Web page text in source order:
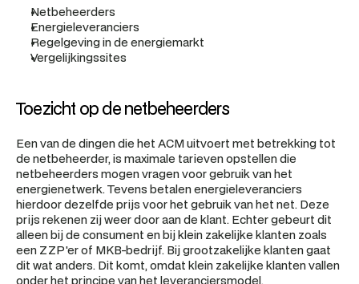
Netbeheerders
Energieleveranciers
Regelgeving in de energiemarkt
Vergelijkingssites
Toezicht op de netbeheerders
Een van de dingen die het ACM uitvoert met betrekking tot
de netbeheerder, is maximale tarieven opstellen die
netbeheerders mogen vragen voor gebruik van het
energienetwerk. Tevens betalen energieleveranciers
hierdoor dezelfde prijs voor het gebruik van het net. Deze
prijs rekenen zij weer door aan de klant. Echter gebeurt dit
alleen bij de consument en bij klein zakelijke klanten zoals
een ZZP'er of MKB-bedrijf. Bij grootzakelijke klanten gaat
dit wat anders. Dit komt, omdat klein zakelijke klanten vallen
onder het principe van het leveranciersmodel.